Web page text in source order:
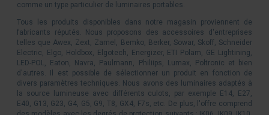
comme un type particulier de luminaires portables.
Tous les produits disponibles dans notre magasin proviennent de
fabricants réputés. Nous proposons des accessoires d'entreprises
telles que Awex, Zext, Zamel, Bemko, Berker, Sowar, Skoff, Schneider
Electric, Elgo, Holdbox, Elgotech, Energizer, ETI Polam, GE Lightining,
LED-POL, Eaton, Navra, Paulmann, Philiips, Lumax, Poltronic et bien
d'autres. Il est possible de sélectionner un produit en fonction de
divers paramètres techniques. Nous avons des luminaires adaptés à
la source lumineuse avec différents culots, par exemple E14, E27,
E40, G13, G23, G4, G5, G9, T8, GX4, F7s, etc. De plus, l'offre comprend